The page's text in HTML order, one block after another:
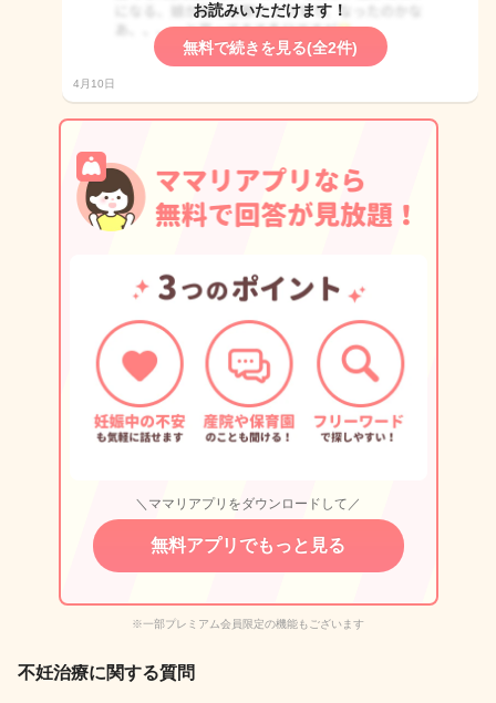
お読みいただけます！
無料で続きを見る(全2件)
4月10日
＼ママリアプリをダウンロードして／
無料アプリでもっと見る
※一部プレミアム会員限定の機能もございます
不妊治療に関する質問